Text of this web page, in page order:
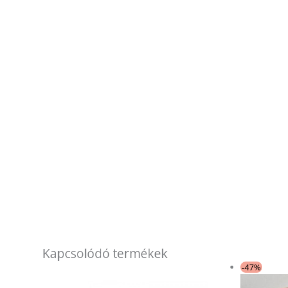
Kapcsolódó termékek
-47%